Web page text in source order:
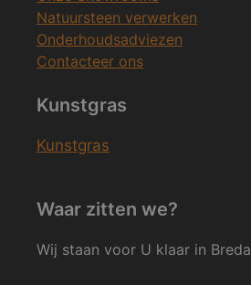
Natuursteen verwerken
Onderhoudsadviezen
Contacteer ons
Kunstgras
Kunstgras
Waar zitten we?
Wij staan voor U klaar in Breda